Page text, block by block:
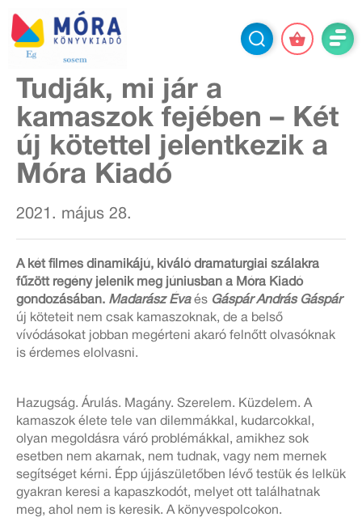
Tudják, mi jár a
kamaszok fejében – Két
új kötettel jelentkezik a
Móra Kiadó
2021. május 28.
A két filmes dinamikájú, kiváló dramaturgiai szálakra
fűzött regény jelenik meg júniusban a Móra Kiadó
gondozásában. Madarász Évaés Gáspár András Gáspár
új köteteit nem csak kamaszoknak, de a belső
vívódásokat jobban megérteni akaró felnőtt olvasóknak
is érdemes elolvasni.
Hazugság. Árulás. Magány. Szerelem. Küzdelem. A
kamaszok élete tele van dilemmákkal, kudarcokkal,
olyan megoldásra váró problémákkal, amikhez sok
esetben nem akarnak, nem tudnak, vagy nem mernek
segítséget kérni. Épp újjászületőben lévő testük és lelkük
gyakran keresi a kapaszkodót, melyet ott találhatnak
meg, ahol nem is keresik. A könyvespolcokon.